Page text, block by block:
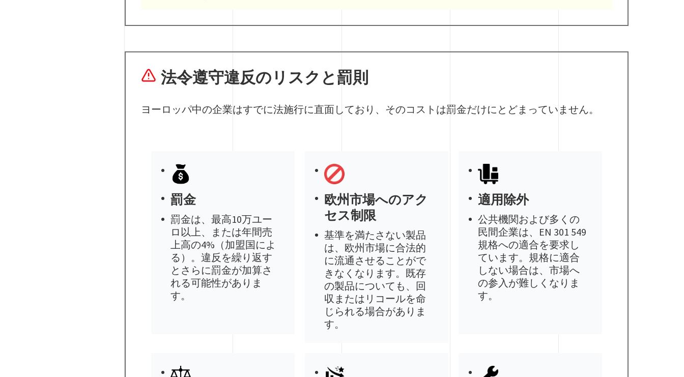
法令遵守違反のリスクと罰則
ヨーロッパ中の企業はすでに法施行に直面しており、そのコストは罰金だけにとどまっていません。
罰金
罰金は、最高10万ユー
ロ以上、または年間売
上高の4%（加盟国によ
る）。違反を繰り返す
とさらに罰金が加算さ
れる可能性がありま
す。
欧州市場へのアク
セス制限
基準を満たさない製品
は、欧州市場に合法的
に流通させることがで
きなくなります。既存
の製品についても、回
収またはリコールを命
じられる場合がありま
す。
適用除外
公共機関および多くの
民間企業は、EN 301 549
規格への適合を要求し
ています。規格に適合
しない場合は、市場へ
の参入が難しくなりま
す。